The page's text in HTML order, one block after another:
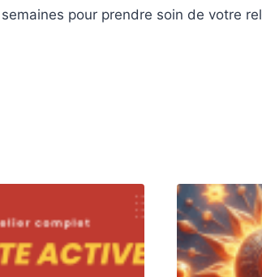
pour prendre soin de votre